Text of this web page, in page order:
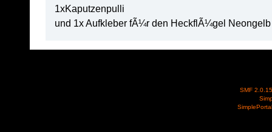
1xKaputzenpulli
und 1x Aufkleber fÃ¼r den HeckflÃ¼gel Neongelb
SMF 2.0.15